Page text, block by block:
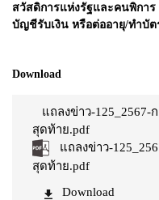
สวัสดิการแห่งรัฐและคนพิกา
บัญชีรับเงิน หรือต่ออายุ/ทำบั
Download
แถลงข่าว-125_2567-
สุดท้าย.pdf
แถลงข่าว-
สุดท้าย.pdf
Download